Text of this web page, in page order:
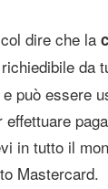
dire che la
da
può essere
in tutto il
Mastercard.